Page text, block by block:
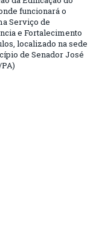
funcionará o
Serviço de
e Fortalecimento
localizado na sede
de Senador José